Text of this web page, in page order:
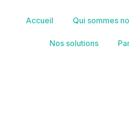
Accueil Qui sommes
Nos solutions